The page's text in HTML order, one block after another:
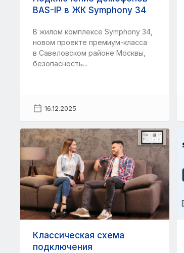
BAS-IP в ЖК Symphony 34
В жилом комплексе Symphony 34,
новом проекте премиум-класса
в Савеловском районе Москвы,
безопасность...
16.12.2025
Классическая схема
подключения